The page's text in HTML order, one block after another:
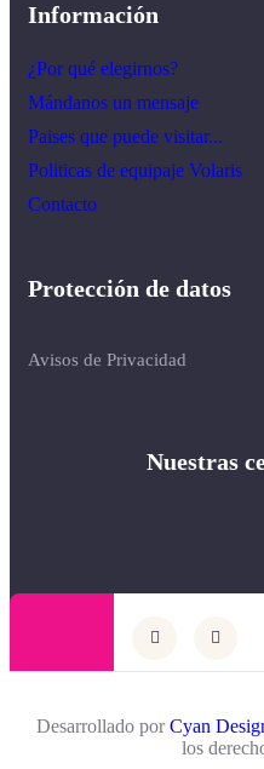
Información
¿Por qué elegirnos?
Mándanos un mensaje
Paises que puede visitar...
Politicas de equipaje Volaris
Contacto
Protección de datos
Avisos de Privacidad
Nuestras
Desarrollado porCyan
los